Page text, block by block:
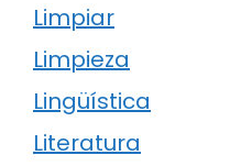
Limpiar
Limpieza
Lingüística
Literatura